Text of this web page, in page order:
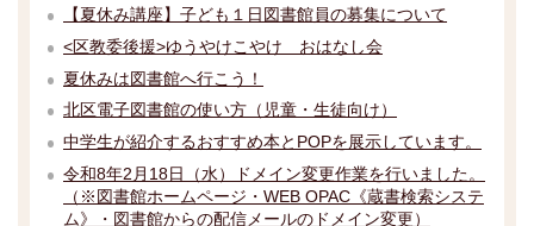
【夏休み講座】子ども１日図書館員の募集について
<区教委後援>ゆうやけこやけ おはなし会
夏休みは図書館へ行こう！
北区電子図書館の使い方（児童・生徒向け）
中学生が紹介するおすすめ本とPOPを展示しています。
令和8年2月18日（水）ドメイン変更作業を行いました。
（※図書館ホームページ・WEB OPAC《蔵書検索システ
ム》・図書館からの配信メールのドメイン変更）